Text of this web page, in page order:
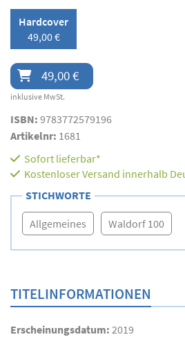
Hardcover
49,00 €
49,00 €
inklusive MwSt.
ISBN: 9783772579196
Artikelnr: 1681
Sofort lieferbar*
Kostenloser Versand innerhalb
STICHWORTE
Allgemeines Waldorf 100
TITELINFORMATIONEN
Erscheinungsdatum: 2019